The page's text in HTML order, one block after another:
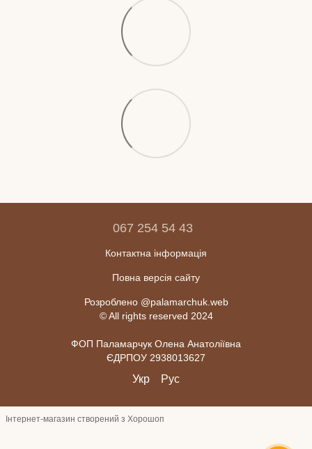
067 254 54 43
Контактна інформація
Повна версія сайту
Розроблено @palamarchuk.web
© All rights reserved 2024
ФОП Паламарчук Олена Анатоліївна
ЄДРПОУ 2938013627
Укр Рус
Інтернет-магазин створений з Хорошоп